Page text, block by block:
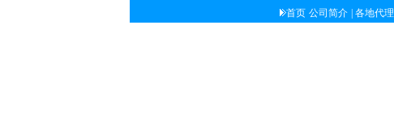
首页 公司简介 | 各地代理